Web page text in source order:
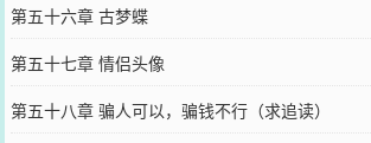
第五十六章 古梦蝶
第五十七章 情侣头像
第五十八章 骗人可以，骗钱不行（求追读）